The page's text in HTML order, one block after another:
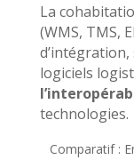
La
(WMS, TMS,
logiciels
technologies.
Comparatif :